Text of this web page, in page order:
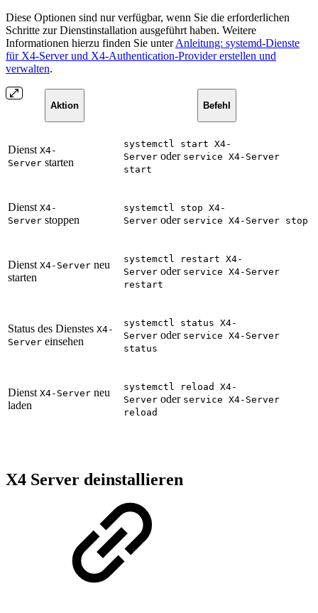
Diese Optionen sind nur verfügbar, wenn Sie die erforderlichen
Schritte zur Dienstinstallation ausgeführt haben. Weitere
Informationen hierzu finden Sie unterAnleitung: systemd-Dienste
für X4-Server und X4-Authentication-Provider erstellen und
verwalten.
Aktion Befehl
Dienst X4-
Server starten
systemctl start X4-
Server oder service X4-Server
start
Dienst X4-
Server stoppen
systemctl stop X4-
Server oder service X4-Server stop
Dienst X4-Server neu
starten
systemctl restart X4-
Server oder service X4-Server
restart
Status des Dienstes X4-
Server einsehen
systemctl status X4-
Server oder service X4-Server
status
Dienst X4-Server neu
laden
systemctl reload X4-
Server oder service X4-Server
reload
X4 Server deinstallieren